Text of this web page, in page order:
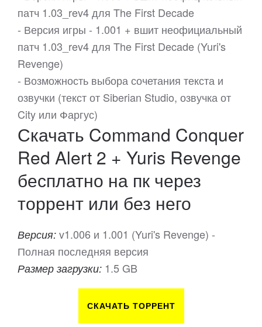
патч 1.03_rev4 для The First Decade
- Версия игры - 1.001 + вшит неофициальный
патч 1.03_rev4 для The First Decade (Yuri's
Revenge)
- Возможность выбора сочетания текста и
озвучки (текст от Siberian Studio, озвучка от
City или Фаргус)
Скачать Command Conquer
Red Alert 2 + Yuris Revenge
бесплатно на пк через
торрент или без него
Версия: v1.006 и 1.001 (Yuri's Revenge) -
Полная последняя версия
Размер загрузки: 1.5 GB
СКАЧАТЬ ТОРРЕНТ